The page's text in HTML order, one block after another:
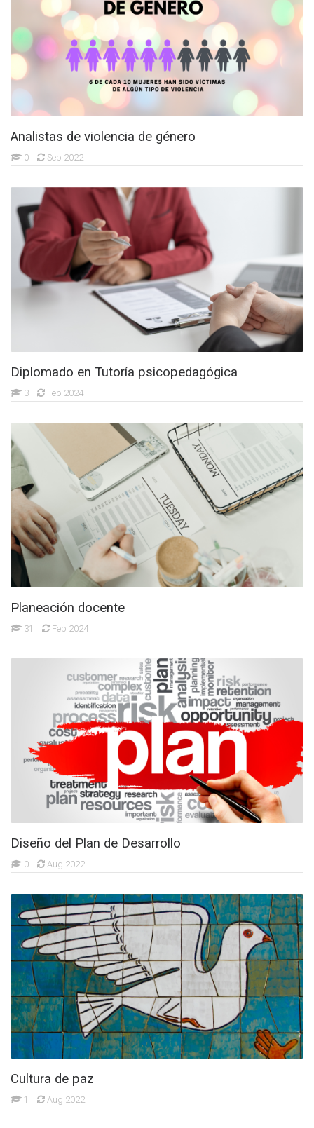
Analistas de violencia de género
0 Sep 2022
Diplomado en Tutoría psicopedagógica
3 Feb 2024
Planeación docente
31 Feb 2024
Diseño del Plan de Desarrollo
0 Aug 2022
Cultura de paz
1 Aug 2022